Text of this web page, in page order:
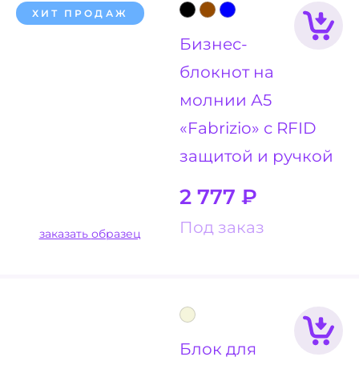
ХИТ ПРОДАЖ
Бизнес-
блокнот на
молнии А5
«Fabrizio» с RFID
защитой и ручкой
2 777 ₽
Под заказ
заказать образец
Блок для